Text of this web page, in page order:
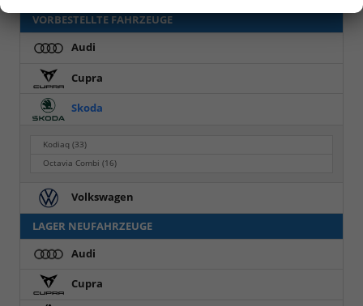
VORBESTELLTE FAHRZEUGE
Audi
Cupra
Skoda
Kodiaq(33)
Octavia Combi(16)
Volkswagen
LAGER NEUFAHRZEUGE
Audi
Cupra